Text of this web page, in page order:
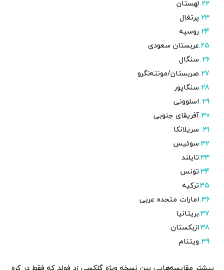
لهستان
پرتغال
روسیه
عربستان سعودی
سنگال
صربستان/مونته‌نگرو
سنگاپور
اسلوونی
آفریقای جنوبی
سریلانکا
سوئیس
تایلند
تونس
ترکیه
امارات متحده عربی
بریتانیا
ازبکستان
ویتنام